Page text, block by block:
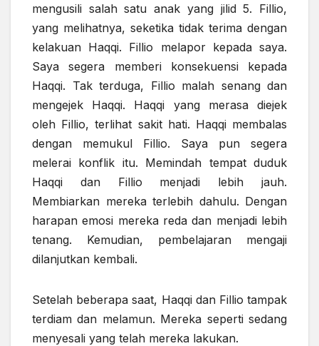
mengusili salah satu anak yang jilid 5. Fillio,
yang melihatnya, seketika tidak terima dengan
kelakuan Haqqi. Fillio melapor kepada saya.
Saya segera memberi konsekuensi kepada
Haqqi. Tak terduga, Fillio malah senang dan
mengejek Haqqi. Haqqi yang merasa diejek
oleh Fillio, terlihat sakit hati. Haqqi membalas
dengan memukul Fillio. Saya pun segera
melerai konflik itu. Memindah tempat duduk
Haqqi dan Fillio menjadi lebih jauh.
Membiarkan mereka terlebih dahulu. Dengan
harapan emosi mereka reda dan menjadi lebih
tenang. Kemudian, pembelajaran mengaji
dilanjutkan kembali.
Setelah beberapa saat, Haqqi dan Fillio tampak
terdiam dan melamun. Mereka seperti sedang
menyesali yang telah mereka lakukan.